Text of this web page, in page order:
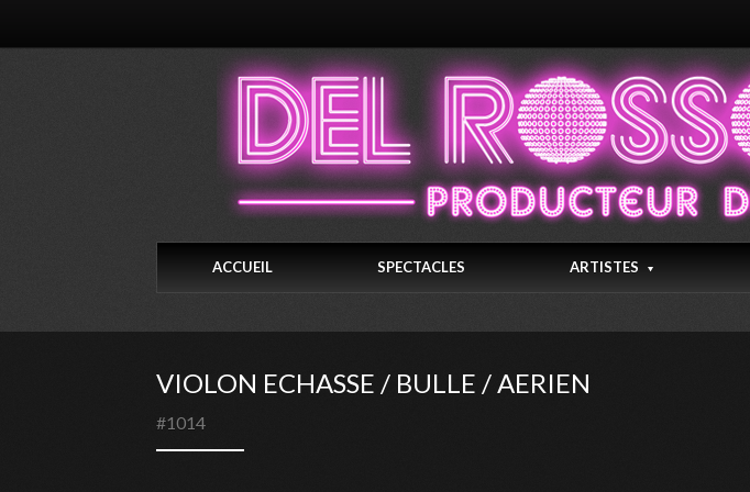
ACCUEIL SPECTACLES ARTISTES
VIOLON ECHASSE / BULLE / AERIEN
#1014